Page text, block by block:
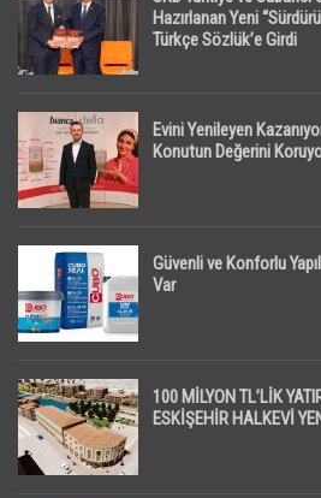
Hazırlanan Yeni
Türkçe Sözlük’e Girdi
Evini Yenileyen
Konutun Değerini
Güvenli ve Konforlu
Var
100 MİLYON TL’LİK
ESKİŞEHİR HALKEVİ